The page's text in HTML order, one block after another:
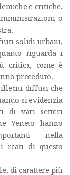
e critiche,
o
solidi urbani,
riguarda i
critica, come è
preceduto.
diffusi che
si evidenzia
di vari settori
Veneto hanno
nella
reati di questo
di carattere più